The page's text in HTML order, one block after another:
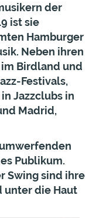
der
ist sie
Hamburger
. Neben ihren
Birdland und
Festivals,
Jazzclubs in
Madrid,
Publikum.
Swing sind ihre
unter die Haut